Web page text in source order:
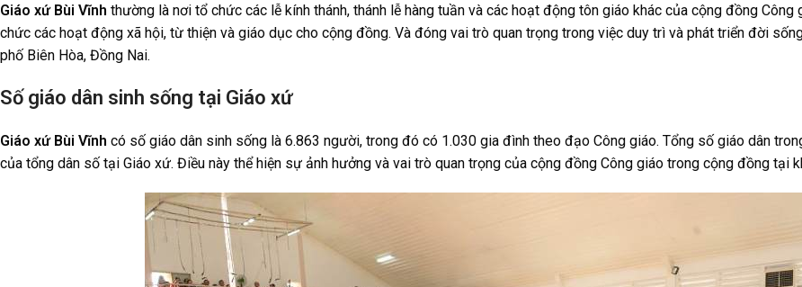
Giáo xứ Bùi Vĩnh thường là nơi tổ chức các lễ kính thánh, thánh lễ hàng tuần và các hoạt động tôn giáo khác của cộng đồng
chức các hoạt động xã hội, từ thiện và giáo dục cho cộng đồng. Và đóng vai trò quan trọng trong việc duy trì và phát triển đời
phố Biên Hòa, Đồng Nai.
Số giáo dân sinh sống tại Giáo xứ
Giáo xứ Bùi Vĩnh có số giáo dân sinh sống là 6.863 người, trong đó có 1.030 gia đình theo đạo Công giáo. Tổng số giáo dân
của tổng dân số tại Giáo xứ. Điều này thể hiện sự ảnh hưởng và vai trò quan trọng của cộng đồng Công giáo trong cộng đồng tại